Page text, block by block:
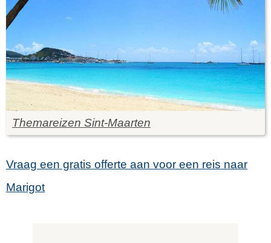
Themareizen Sint-Maarten
Vraag een gratis offerte aan voor een reis naar
Marigot